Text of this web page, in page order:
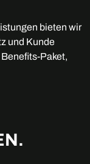
bieten wir
und Kunde
Paket,